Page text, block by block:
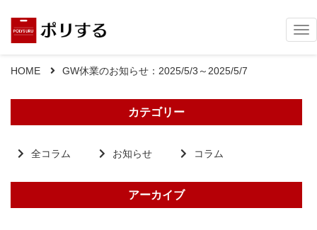
HOME GW休業のお知らせ：2025/5/3～2025/5/7
カテゴリー
全コラム お知らせ コラム
アーカイブ